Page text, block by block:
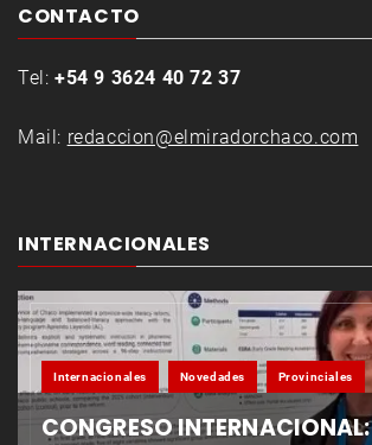
CONTACTO
Tel: +54 9 3624 40 72 37
Mail: redaccion@elmiradorchaco.com
INTERNACIONALES
Internacionales Novedades Provinciales
CONGRESO INTERNACIONAL: